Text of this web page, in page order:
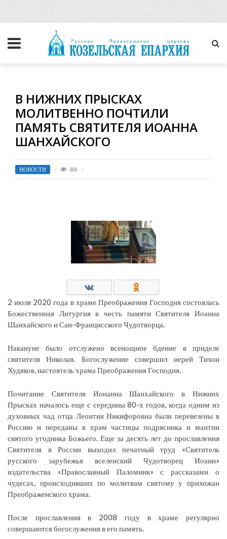
В НИЖНИХ ПРЫСКАХ
МОЛИТВЕННО ПОЧТИЛИ
ПАМЯТЬ СВЯТИТЕЛЯ ИОАННА
ШАНХАЙСКОГО
НОВОСТИ 860
2 июля 2020 года в храме Преображения Господня состоялась
Божественная Литургия в честь памяти Святителя Иоанна
Шанхайского и Сан-Францисского Чудотворца.
Накануне было отслужено всенощное бдение в приделе
святителя Николая. Богослужение совершил иерей Тихон
Худяков, настоятель храма Преображения Господня.
Почитание Святителя Ионанна Шанхайского в Нижних
Прысках началось еще с середины 80-х годов, когда одним из
духовных чад отца Леонтия Никифоровна были перевезены в
Россию и переданы в храм частицы подрясника и мантии
святого угодника Божьего. Еще за десять лет до прославления
Святителя в России выходил печатный труд «Святитель
русского зарубежья вселенский Чудотворец Иоанн»
издательства «Православный Паломник» с рассказами о
чудесах, происходивших по молитвам святому у прихожан
Преображенского храма.
После прославления в 2008 году в храме регулярно
совершаются богослужения в его память.